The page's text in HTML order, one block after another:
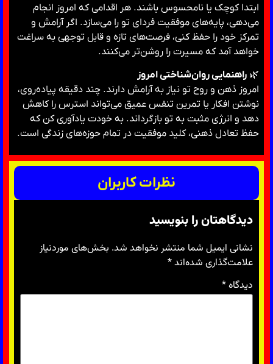
ابتدا کوچک یا نامحسوس باشند. هر اقدامی که امروز انجام
می‌دهی، پایه‌های موفقیت فردای تو را می‌سازد. اگر آرامش و
تمرکز خود را حفظ کنی، فرصت‌های تازه و قابل توجهی به سراغت
خواهد آمد که مسیرت را روشن‌تر می‌کنند.
🌿 راهنمایی روان‌شناختی امروز
امروز ذهن و روح تو نیاز به آرامش دارند. چند دقیقه پیاده‌روی،
نوشتن افکار یا تمرین تنفس عمیق می‌تواند استرس را کاهش
دهد و انرژی مثبت به تو بازگرداند. به خودت یادآوری کن که
حفظ تعادل ذهنی، کلید موفقیت در تمام حوزه‌های زندگی است.
نظرات کاربران
دیدگاهتان را بنویسید
نشانی ایمیل شما منتشر نخواهد شد. بخش‌های موردنیاز
علامت‌گذاری شده‌اند*
دیدگاه*